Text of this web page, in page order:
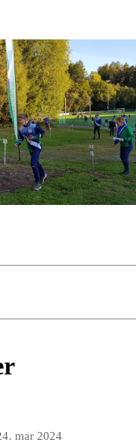
mar 2024